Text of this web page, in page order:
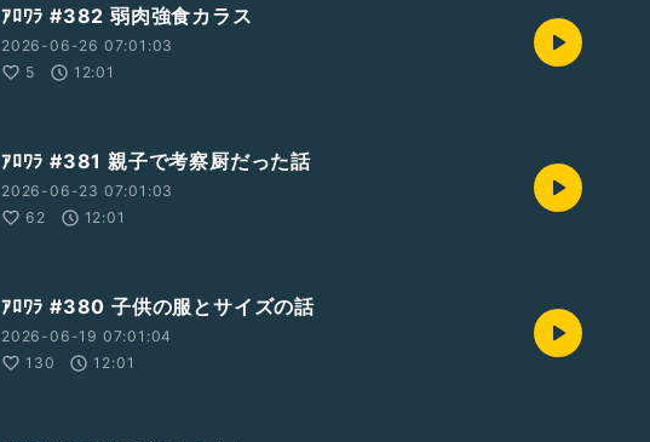
ｱﾛﾜﾗ #382 弱肉強食カラス
2026-06-26 07:01:03
5
12:01
ｱﾛﾜﾗ #381 親子で考察厨だった話
2026-06-23 07:01:03
62
12:01
ｱﾛﾜﾗ #380 子供の服とサイズの話
2026-06-19 07:01:04
130
12:01